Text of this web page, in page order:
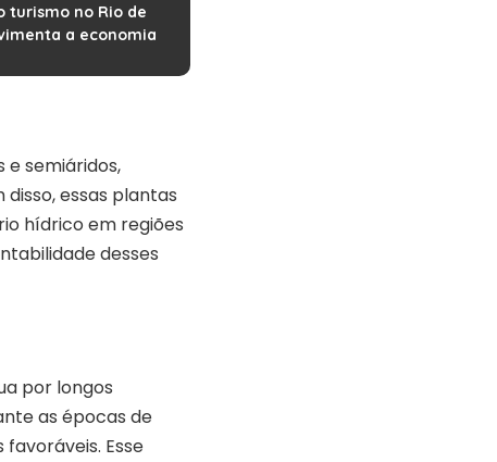
turismo no Rio de
a economia
semiáridos,
essas plantas
hídrico em regiões
desses
por longos
as épocas de
Esse